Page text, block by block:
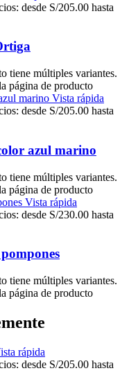
desde S/205.00 hasta
tiene múltiples variantes.
página de producto
Vista rápida
desde S/205.00 hasta
azul marino
tiene múltiples variantes.
página de producto
Vista rápida
desde S/230.00 hasta
tiene múltiples variantes.
página de producto
rápida
desde S/205.00 hasta